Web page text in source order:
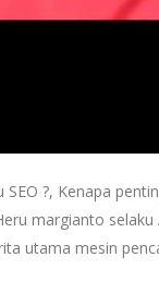
SEO ?, Kenapa
margianto
utama mesin